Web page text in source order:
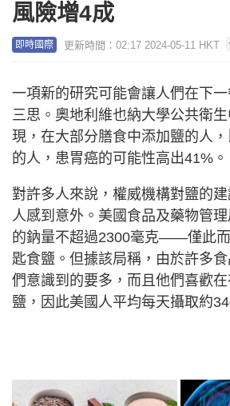
風險增4成
即時國際 更新時間：02:17 2024-05-11 HKT
一項新的研究可能會讓人們在下
三思。奧地利維也納大學公共衛
現，在大部分膳食中添加鹽的人
的人，患胃癌的可能性高出41%。
對許多人來說，權威機構對鹽的
人感到意外。美國食品及藥物管
的鈉量不超過2300毫克——僅此
匙食鹽。但據該局稱，由於許多
們意識到的要多，而且他們喜歡
鹽，因此美國人平均每天攝取約